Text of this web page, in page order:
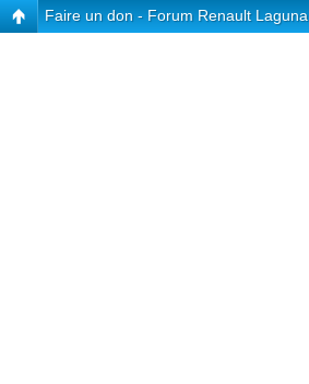
Faire un don - Forum Renault Laguna